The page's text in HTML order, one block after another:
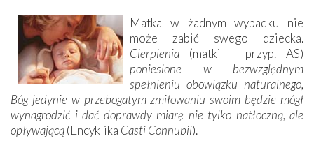
Matka w żadnym wypadku nie
może zabić swego dziecka.
Cierpienia (matki - przyp. AS)
poniesione w bezwzględnym
spełnieniu obowiązku naturalnego,
Bóg jedynie w przebogatym zmiłowaniu swoim będzie mógł
wynagrodzić i dać doprawdy miarę nie tylko natłoczną, ale
opływającą(Encyklika Casti Connubii).